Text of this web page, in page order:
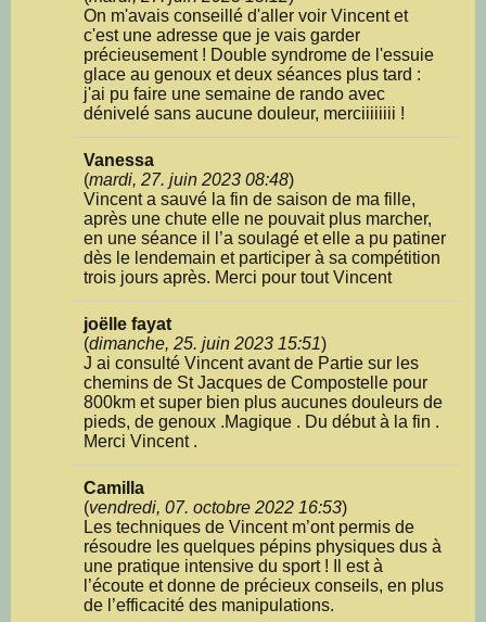
On m'avais conseillé d'aller voir Vincent et
c'est une adresse que je vais garder
précieusement ! Double syndrome de l'essuie
glace au genoux et deux séances plus tard :
j'ai pu faire une semaine de rando avec
dénivelé sans aucune douleur, merciiiiiiii !
Vanessa
(mardi, 27. juin 2023 08:48)
Vincent a sauvé la fin de saison de ma fille,
après une chute elle ne pouvait plus marcher,
en une séance il l’a soulagé et elle a pu patiner
dès le lendemain et participer à sa compétition
trois jours après. Merci pour tout Vincent
joëlle fayat
(dimanche, 25. juin 2023 15:51)
J ai consulté Vincent avant de Partie sur les
chemins de St Jacques de Compostelle pour
800km et super bien plus aucunes douleurs de
pieds, de genoux .Magique . Du début à la fin .
Merci Vincent .
Camilla
(vendredi, 07. octobre 2022 16:53)
Les techniques de Vincent m’ont permis de
résoudre les quelques pépins physiques dus à
une pratique intensive du sport ! Il est à
l’écoute et donne de précieux conseils, en plus
de l’efficacité des manipulations.